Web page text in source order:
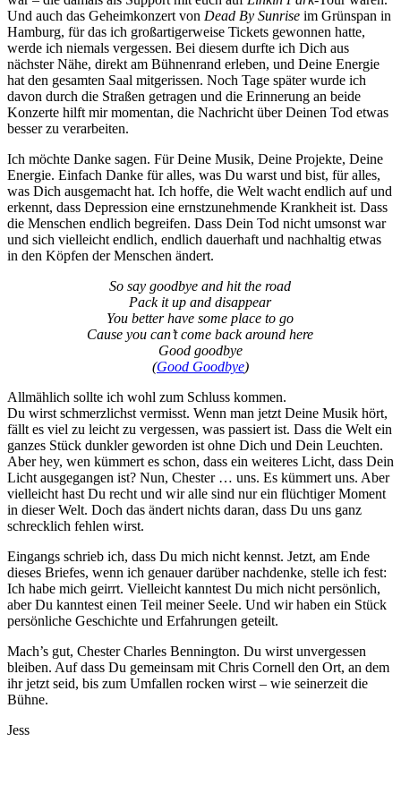
Und auch das Geheimkonzert von Dead By Sunrise im Grünspan in
Hamburg, für das ich großartigerweise Tickets gewonnen hatte,
werde ich niemals vergessen. Bei diesem durfte ich Dich aus
nächster Nähe, direkt am Bühnenrand erleben, und Deine Energie
hat den gesamten Saal mitgerissen. Noch Tage später wurde ich
davon durch die Straßen getragen und die Erinnerung an beide
Konzerte hilft mir momentan, die Nachricht über Deinen Tod etwas
besser zu verarbeiten.
Ich möchte Danke sagen. Für Deine Musik, Deine Projekte, Deine
Energie. Einfach Danke für alles, was Du warst und bist, für alles,
was Dich ausgemacht hat. Ich hoffe, die Welt wacht endlich auf und
erkennt, dass Depression eine ernstzunehmende Krankheit ist. Dass
die Menschen endlich begreifen. Dass Dein Tod nicht umsonst war
und sich vielleicht endlich, endlich dauerhaft und nachhaltig etwas
in den Köpfen der Menschen ändert.
So say goodbye and hit the road
Pack it up and disappear
You better have some place to go
Cause you can’t come back around here
Good goodbye
(Good Goodbye)
Allmählich sollte ich wohl zum Schluss kommen.
Du wirst schmerzlichst vermisst. Wenn man jetzt Deine Musik hört,
fällt es viel zu leicht zu vergessen, was passiert ist. Dass die Welt ein
ganzes Stück dunkler geworden ist ohne Dich und Dein Leuchten.
Aber hey, wen kümmert es schon, dass ein weiteres Licht, dass Dein
Licht ausgegangen ist? Nun, Chester … uns. Es kümmert uns. Aber
vielleicht hast Du recht und wir alle sind nur ein flüchtiger Moment
in dieser Welt. Doch das ändert nichts daran, dass Du uns ganz
schrecklich fehlen wirst.
Eingangs schrieb ich, dass Du mich nicht kennst. Jetzt, am Ende
dieses Briefes, wenn ich genauer darüber nachdenke, stelle ich fest:
Ich habe mich geirrt. Vielleicht kanntest Du mich nicht persönlich,
aber Du kanntest einen Teil meiner Seele. Und wir haben ein Stück
persönliche Geschichte und Erfahrungen geteilt.
Mach’s gut, Chester Charles Bennington. Du wirst unvergessen
bleiben. Auf dass Du gemeinsam mit Chris Cornell den Ort, an dem
ihr jetzt seid, bis zum Umfallen rocken wirst – wie seinerzeit die
Bühne.
Jess